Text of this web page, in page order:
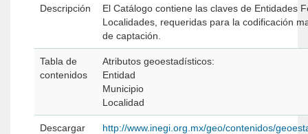
Descripción
El Catálogo contiene las claves de Entidades
Localidades, requeridas para la codificación
de captación.
Tabla de
contenidos
Atributos geoestadísticos:
Entidad
Municipio
Localidad
Descargar http://www.inegi.org.mx/geo/contenidos/